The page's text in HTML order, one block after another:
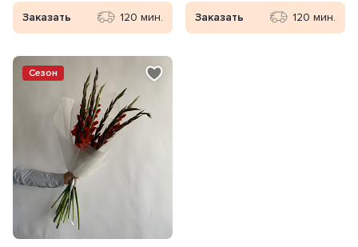
Заказать 120 мин. Заказать 120 мин.
Сезон